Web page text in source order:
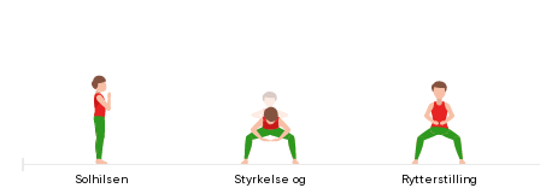
Solhilsen
Styrkelse og
Rytterstilling